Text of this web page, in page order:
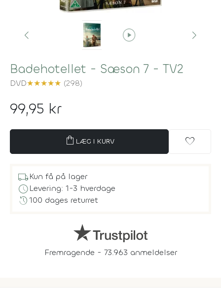
play_circle
Badehotellet - Sæson 7 - TV2
DVD★★★★★ (298)
99,95 kr
shopping_bag LÆG I KURV favorite
local_shippingKun få på lager
scheduleLevering: 1-3 hverdage
history100 dages returret
Fremragende - 73.963 anmeldelser